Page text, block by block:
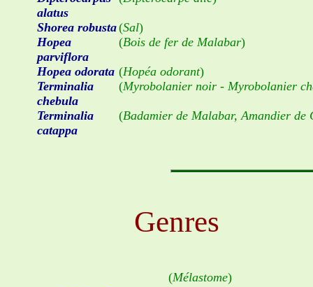
alatus
(Sal)
Shorea robusta
(Bois de fer de Malabar)
Hopea
parviflora
(Hopéa odorant)
Hopea odorata
(Myrobolanier noir - Myrobolanier
Terminalia
chebula
(Badamier de Malabar, Amandier de
Terminalia
catappa
Genres
(Mélastome)